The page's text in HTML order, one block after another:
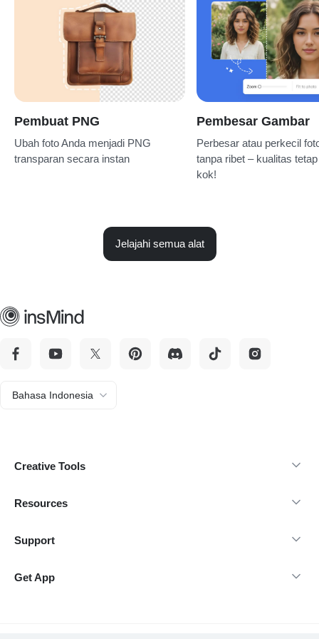
Pembuat PNG
Ubah foto Anda menjadi PNG
transparan secara instan
Pembesar Gambar
Perbesar atau perkecil
tanpa ribet – kualitas
kok!
Jelajahi semua alat
Bahasa Indonesia
Creative Tools
Resources
Support
Get App